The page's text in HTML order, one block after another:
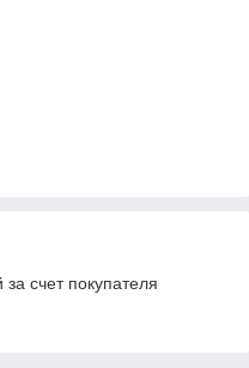
счет покупателя